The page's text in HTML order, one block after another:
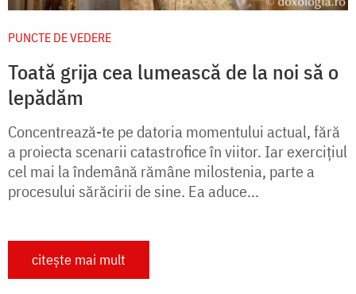
PUNCTE DE VEDERE
Toată grija cea lumească de la noi să o
lepădăm
Concentrează-te pe datoria momentului actual, fără
a proiecta scenarii catastrofice în viitor. Iar exercițiul
cel mai la îndemână rămâne milostenia, parte a
procesului sărăcirii de sine. Ea aduce...
citește mai mult